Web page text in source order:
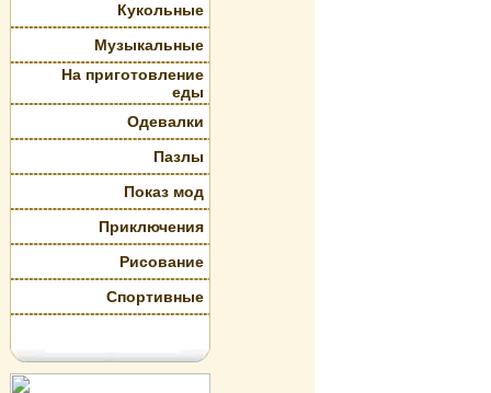
Кукольные
Музыкальные
На приготовление
еды
Одевалки
Пазлы
Показ мод
Приключения
Рисование
Спортивные